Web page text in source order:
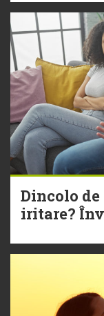
Dincolo de
iritare?